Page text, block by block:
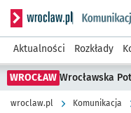
Serwis informacyjny
Aktualności Rozkłady
WROCŁAW Wrocławska
wroclaw.pl Komunikacja